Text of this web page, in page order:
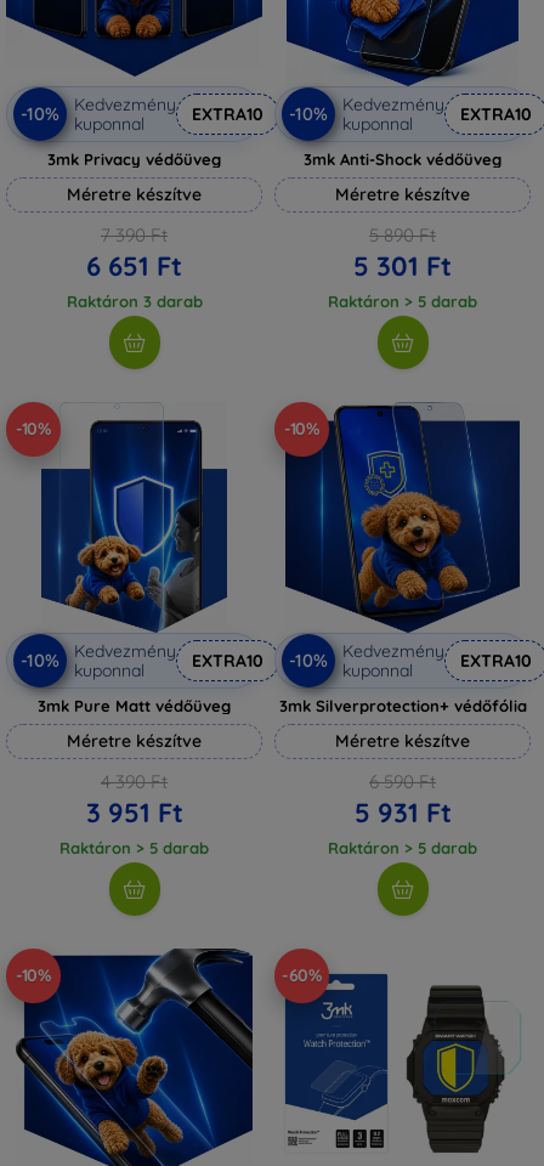
-10%
Kedvezmény
kuponnal
EXTRA10
3mk Privacy védőüveg
Méretre készítve
7 390 Ft
6 651 Ft
Raktáron 3 darab
-10%
Kedvezmény
kuponnal
EXTRA10
3mk Anti-Shock védőüveg
Méretre készítve
5 890 Ft
5 301 Ft
Raktáron > 5 darab
-10%
-10%
Kedvezmény
kuponnal
EXTRA10
3mk Pure Matt védőüveg
Méretre készítve
4 390 Ft
3 951 Ft
Raktáron > 5 darab
-10%
-10%
Kedvezmény
kuponnal
EXTRA10
3mk Silverprotection+ védőfólia
Méretre készítve
6 590 Ft
5 931 Ft
Raktáron > 5 darab
-10% -60%